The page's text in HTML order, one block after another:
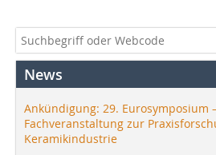
News
Ankündigung: 29. Eurosymposium
Fachveranstaltung zur
Keramikindustrie